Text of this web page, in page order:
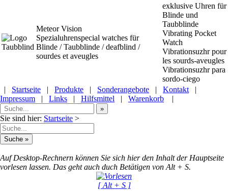
Meteor Vision
Spezialuhrenspecial watches für
Blinde / Taubblinde / deafblind /
sourdes et aveugles
exklusive Uhren für
Blinde und
Taubblinde
Vibrating Pocket
Watch
Vibrationsuzhr pour
les sourds-aveugles
Vibrationsuzhr para
sordo-ciego
|
Startseite | Produkte | Sonderangebote | Kontakt
|
Impressum
| Links | Hilfsmittel | Warenkorb |
Sie sind hier: Startseite >
Auf Desktop-Rechnern können Sie sich hier den Inhalt der Hauptseite
vorlesen lassen. Das geht auch duch Betätigen von Alt + S.
[ Alt + S ]